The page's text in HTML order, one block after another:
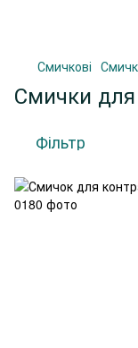
Смичкові
Смички для
Фільтр